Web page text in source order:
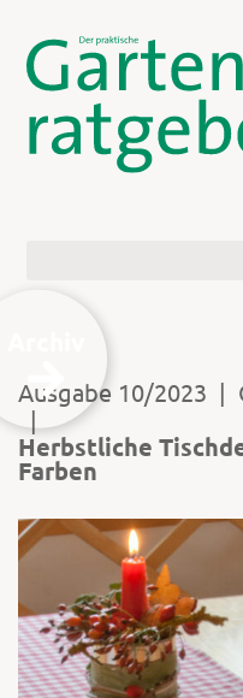
Ausgabe 10/2023 |
|
Herbstliche
Farben